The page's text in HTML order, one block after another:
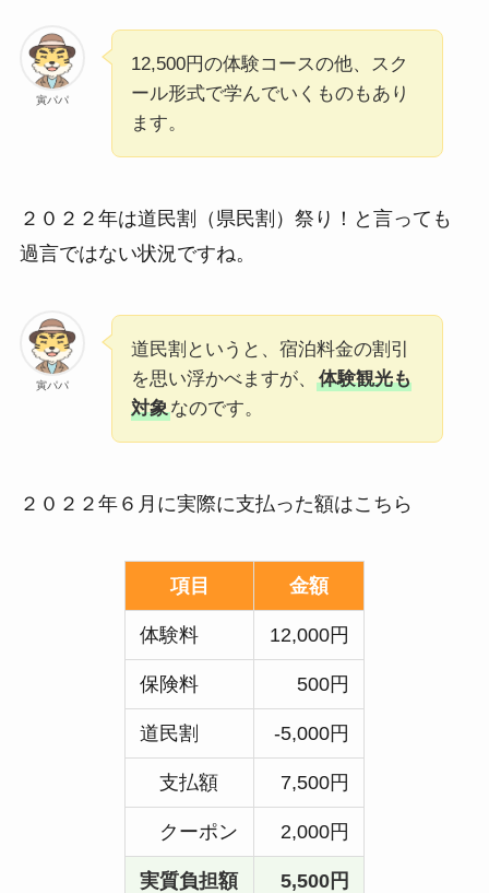
寅パパ
12,500円の体験コースの他、スク
ール形式で学んでいくものもあり
ます。
２０２２年は道民割（県民割）祭り！と言っても
過言ではない状況ですね。
寅パパ
道民割というと、宿泊料金の割引
を思い浮かべますが、
体験観光も
対象なのです。
２０２２年６月に実際に支払った額はこちら
項目 金額
体験料 12,000円
保険料 500円
道民割 -5,000円
支払額 7,500円
ク ーポン 2,000円
実質負担額 5,500円